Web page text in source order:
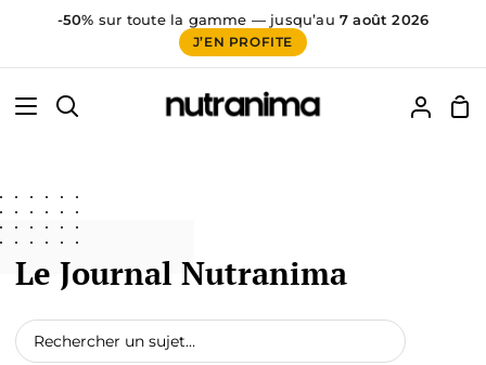
-50% sur toute la gamme — jusqu’au 7 août 2026
J’EN PROFITE
Cerca
Il
Le Journal Nutranima